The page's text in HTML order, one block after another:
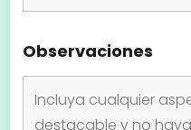
Observaciones